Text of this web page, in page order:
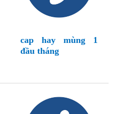
cap hay mùng 1
đầu tháng